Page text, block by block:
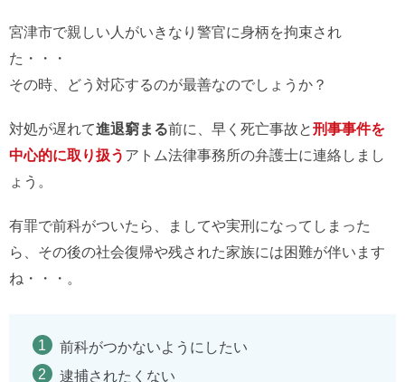
宮津市で親しい人がいきなり警官に身柄を拘束され
た・・・
その時、どう対応するのが最善なのでしょうか？
対処が遅れて進退窮まる前に、早く死亡事故と刑事事件を
中心的に取り扱う アトム法律事務所の弁護士に連絡しまし
ょう。
有罪で前科がついたら、ましてや実刑になってしまった
ら、その後の社会復帰や残された家族には困難が伴います
ね・・・。
前科がつかないようにしたい
逮捕されたくない